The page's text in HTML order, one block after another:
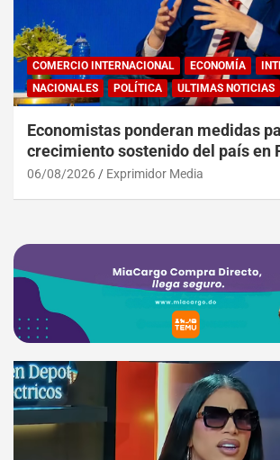
COMERCIO INTERNACIONAL ECONOMÍA
NACIONALES
POLÍTICA ULTIMAS NOTICIAS
Economistas ponderan medidas
crecimiento sostenido del país en
2036
06/08/2026 Exprimidor Media